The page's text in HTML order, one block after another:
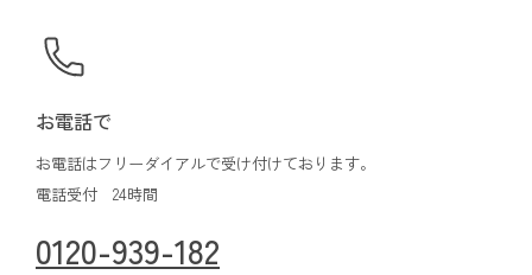
お電話で
お電話はフリーダイアルで受け付けております。
電話受付 24時間
0120-939-182